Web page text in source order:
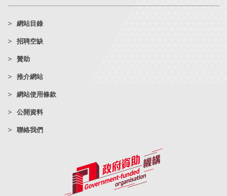
網站目錄
招聘空缺
贊助
推介網站
網站使用條款
公開資料
聯絡我們